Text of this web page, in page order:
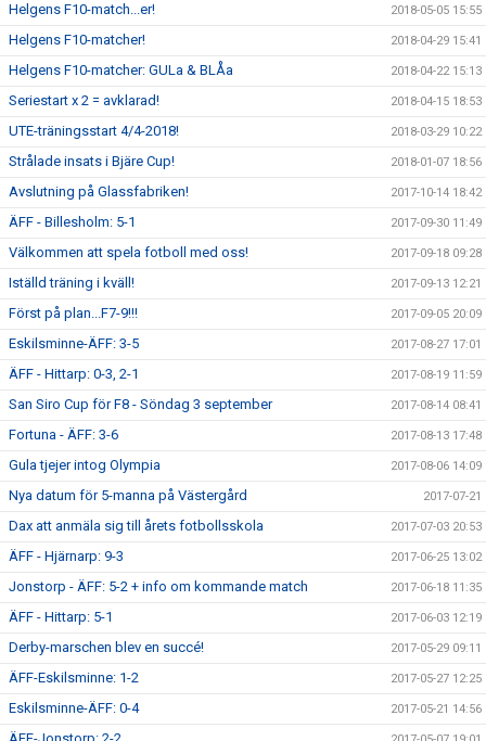
Helgens F10-match...er! 2018-05-05 15:55
Helgens F10-matcher! 2018-04-29 15:41
Helgens F10-matcher: GULa & BLÅa 2018-04-22 15:13
Seriestart x 2 = avklarad! 2018-04-15 18:53
UTE-träningsstart 4/4-2018! 2018-03-29 10:22
Strålade insats i Bjäre Cup! 2018-01-07 18:56
Avslutning på Glassfabriken! 2017-10-14 18:42
ÄFF - Billesholm: 5-1 2017-09-30 11:49
Välkommen att spela fotboll med oss! 2017-09-18 09:28
Iställd träning i kväll! 2017-09-13 12:21
Först på plan...F7-9!!! 2017-09-05 20:09
Eskilsminne-ÄFF: 3-5 2017-08-27 17:01
ÄFF - Hittarp: 0-3, 2-1 2017-08-19 11:59
San Siro Cup för F8 - Söndag 3 september 2017-08-14 08:41
Fortuna - ÄFF: 3-6 2017-08-13 17:48
Gula tjejer intog Olympia 2017-08-06 14:09
Nya datum för 5-manna på Västergård 2017-07-21
Dax att anmäla sig till årets fotbollsskola 2017-07-03 20:53
ÄFF - Hjärnarp: 9-3 2017-06-25 13:02
Jonstorp - ÄFF: 5-2 + info om kommande match 2017-06-18 11:35
ÄFF - Hittarp: 5-1 2017-06-03 12:19
Derby-marschen blev en succé! 2017-05-29 09:11
ÄFF-Eskilsminne: 1-2 2017-05-27 12:25
Eskilsminne-ÄFF: 0-4 2017-05-21 14:56